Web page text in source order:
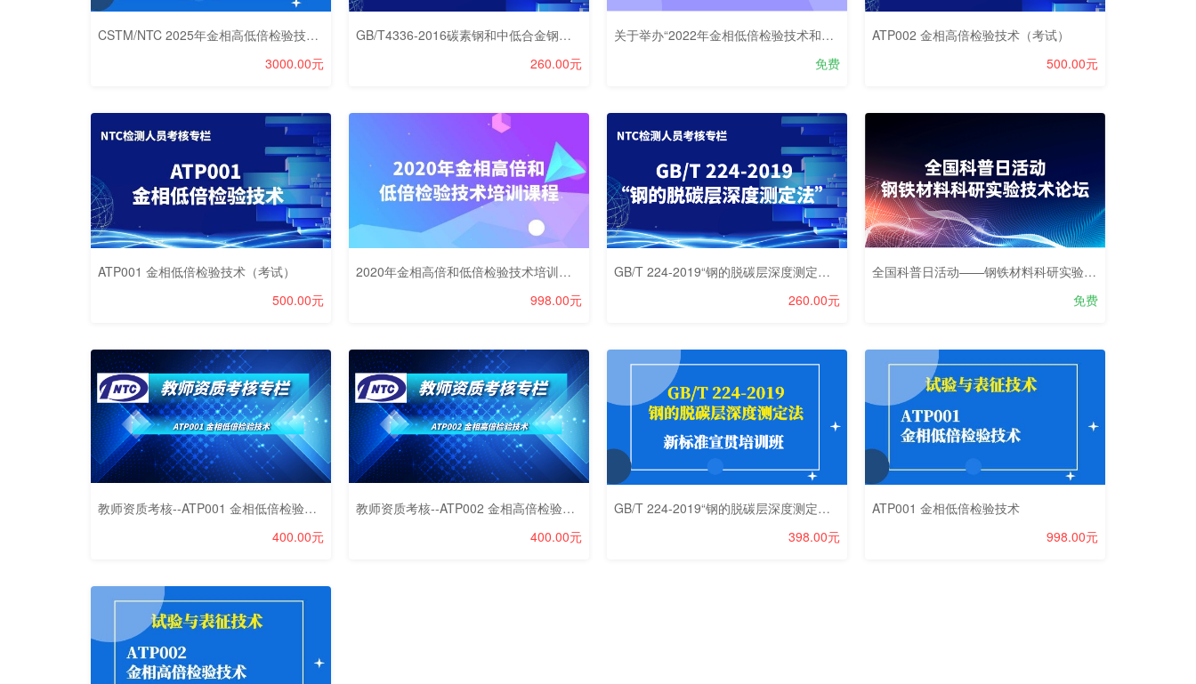
CSTM/NTC 2025年金相高低倍检验技术培训
3000.00元
GB/T4336-2016碳素钢和中低合金钢火花原子发射光谱分析方法笔试考核
260.00元
关于举办“2022年金相低倍检验技术和金相高倍检验技术”培训班的通知
免费
ATP002 金相高倍检验技术（考试）
500.00元
ATP001 金相低倍检验技术（考试）
500.00元
2020年金相高倍和低倍检验技术培训课程
998.00元
GB/T 224-2019“钢的脱碳层深度测定法”笔试考核
260.00元
全国科普日活动——钢铁材料科研实验技术论坛
免费
教师资质考核--ATP001 金相低倍检验技术
400.00元
教师资质考核--ATP002 金相高倍检验技术
400.00元
GB/T 224-2019“钢的脱碳层深度测定法”新标准宣贯线上培训班
398.00元
ATP001 金相低倍检验技术
998.00元